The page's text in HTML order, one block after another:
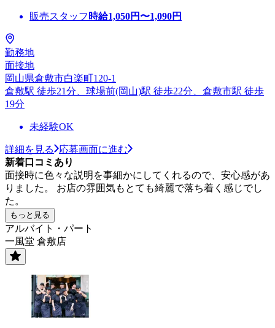
販売スタッフ 時給1,050円〜1,090円
勤務地
面接地
岡山県倉敷市白楽町120-1
倉敷駅 徒歩21分、球場前(岡山)駅 徒歩22分、倉敷市駅 徒歩
19分
未経験OK
詳細を見る
応募画面に進む
新着口コミあり
面接時に色々な説明を事細かにしてくれるので、安心感があ
りました。 お店の雰囲気もとても綺麗で落ち着く感じでし
た。
もっと見る
アルバイト・パート
一風堂 倉敷店